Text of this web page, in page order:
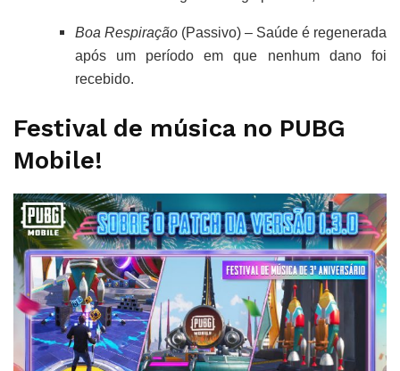
Boa Respiração(Passivo) – Saúde é regenerada
após um período em que nenhum dano foi
recebido.
Festival de música no PUBG
Mobile!